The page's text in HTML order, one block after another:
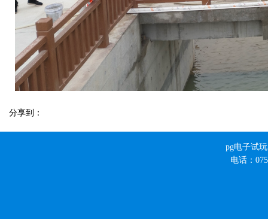
分享到：
pg电子试
电话：